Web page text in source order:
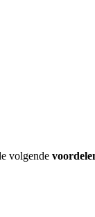
volgende